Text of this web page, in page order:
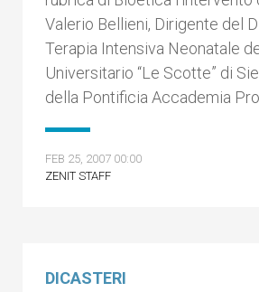
Valerio Bellieni, Dirigente del
Terapia Intensiva Neonatale
Universitario “Le Scotte” di
della Pontificia Accademia Pro
FEB 25, 2007 00:00
ZENIT STAFF
DICASTERI